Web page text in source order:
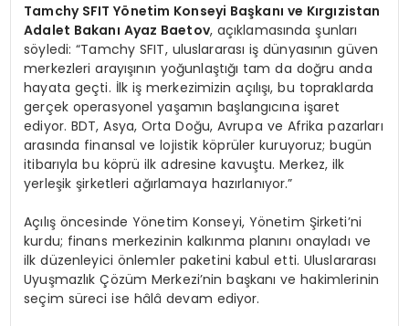
Tamchy SFIT Yönetim Konseyi Başkanı ve Kırgızistan
Adalet Bakanı Ayaz Baetov, açıklamasında şunları
söyledi: “Tamchy SFIT, uluslararası iş dünyasının güven
merkezleri arayışının yoğunlaştığı tam da doğru anda
hayata geçti. İlk iş merkezimizin açılışı, bu topraklarda
gerçek operasyonel yaşamın başlangıcına işaret
ediyor. BDT, Asya, Orta Doğu, Avrupa ve Afrika pazarları
arasında finansal ve lojistik köprüler kuruyoruz; bugün
itibarıyla bu köprü ilk adresine kavuştu. Merkez, ilk
yerleşik şirketleri ağırlamaya hazırlanıyor.”
Açılış öncesinde Yönetim Konseyi, Yönetim Şirketi’ni
kurdu; finans merkezinin kalkınma planını onayladı ve
ilk düzenleyici önlemler paketini kabul etti. Uluslararası
Uyuşmazlık Çözüm Merkezi’nin başkanı ve hakimlerinin
seçim süreci ise hâlâ devam ediyor.